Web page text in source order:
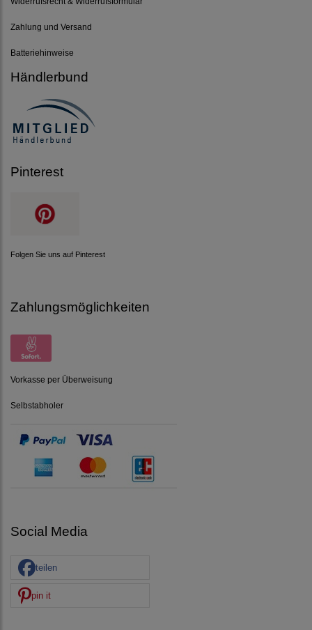
Zahlung und Versand
Batteriehinweise
Händlerbund
Pinterest
Folgen Sie uns auf Pinterest
Zahlungsmöglichkeiten
Vorkasse per Überweisung
Selbstabholer
Social Media
teilen
pin it